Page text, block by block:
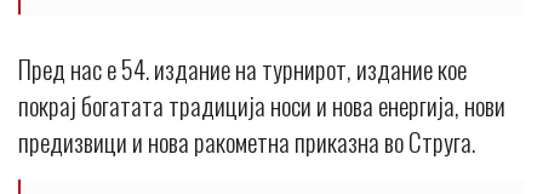
Пред нас е 54. издание на турнирот, издание кое
покрај богатата традиција носи и нова енергија, нови
предизвици и нова ракометна приказна во Струга.